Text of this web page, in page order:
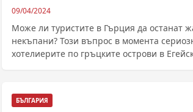
09/04/2024
Може ли туристите в Гърция да останат
некъпани? Този въпрос в момента
хотелиерите по гръцките острови в
БЪЛГАРИЯ